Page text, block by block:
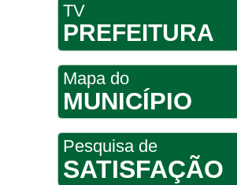
TV
PREFEITURA
Mapa do
MUNICÍPIO
Pesquisa de
SATISFAÇÃO